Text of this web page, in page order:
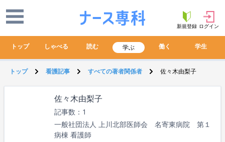
新規登録 ログイン
トップ しゃべる 読む 学ぶ 働く 学生
トップ 看護記事 すべての著者関係者 佐々木由梨子
佐々木由梨子
記事数：1
一般社団法人 上川北部医師会 名寄東病院 第１
病棟 看護師